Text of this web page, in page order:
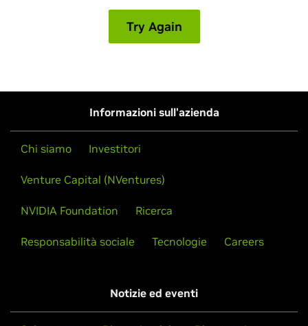
Informazioni sull'azienda
Chi siamo Investitori
Venture Capital (NVentures)
NVIDIA Foundation Ricerca
Responsabilità sociale Tecnologie Careers
Notizie ed eventi